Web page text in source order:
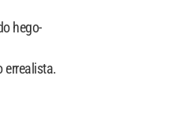
hego-
errealista.